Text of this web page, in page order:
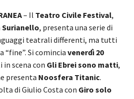
– Il Teatro Civile Festival,
Surianello, presenta una serie di
teatrali differenti, ma tutti
“fine”. Si comincia venerdì 20
in scena con Gli Ebrei sono matti,
presenta Noosfera Titanic.
di Giulio Costa con Giro solo